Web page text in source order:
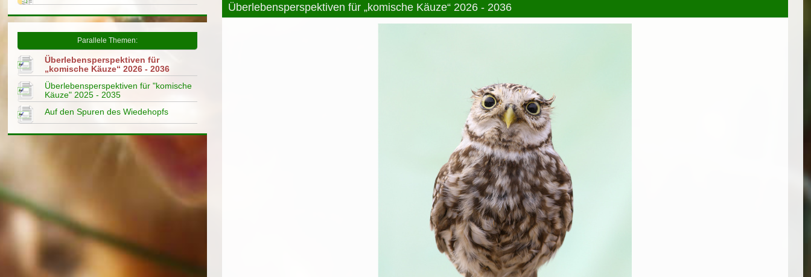
Überlebensperspektiven für „komische Käuze“ 2026 - 2036
Parallele Themen:
Überlebensperspektiven für
„komische Käuze“ 2026 - 2036
Überlebensperspektiven für "komische
Käuze" 2025 - 2035
Auf den Spuren des Wiedehopfs